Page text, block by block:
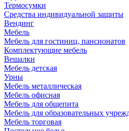
Термосумки
Средства индивидуальной защиты
Вендинг
Мебель
Мебель для гостиниц, пансионатов
Комплектующие мебель
Вешалки
Мебель детская
Урны
Мебель металлическая
Мебель офисная
Мебель для общепита
Мебель для образовательных
Мебель торговая